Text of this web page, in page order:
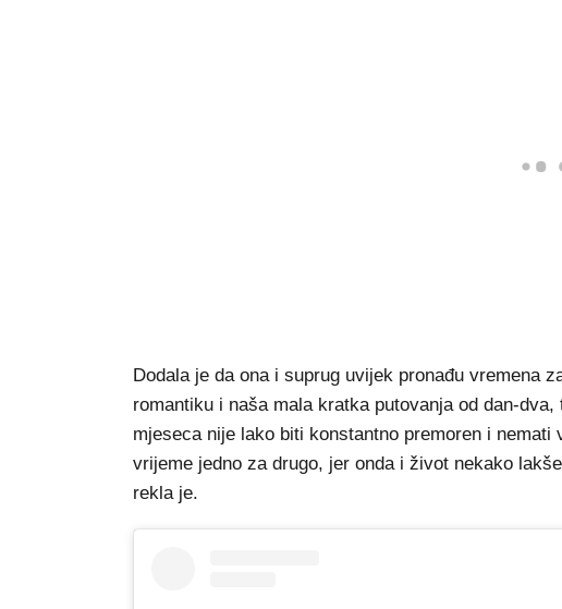
Dodala je da ona i suprug uvijek pronađu vremena
romantiku i naša mala kratka putovanja od dan-
mjeseca nije lako biti konstantno premoren i
vrijeme jedno za drugo, jer onda i život nekako
rekla je.